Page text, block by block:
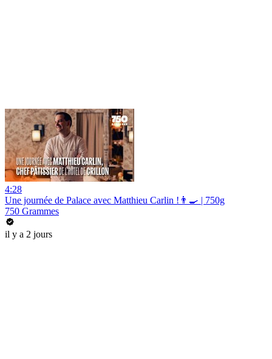
4:28
Une journée de Palace avec Matthieu Carlin !👨‍🍳 | 750g
750 Grammes
il y a 2 jours